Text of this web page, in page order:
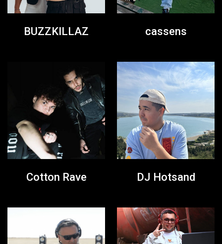
BUZZKILLAZ cassens
Cotton Rave DJ Hotsand